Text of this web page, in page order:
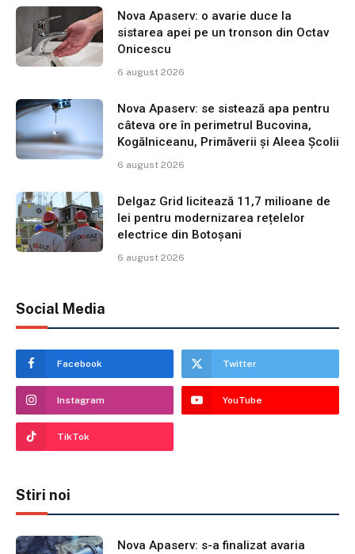
Nova Apaserv: o avarie duce la
sistarea apei pe un tronson din Octav
Onicescu
6 august 2026
Nova Apaserv: se sistează apa pentru
câteva ore în perimetrul Bucovina,
Kogălniceanu, Primăverii și Aleea Școlii
6 august 2026
Delgaz Grid licitează 11,7 milioane de
lei pentru modernizarea rețelelor
electrice din Botoșani
6 august 2026
Social Media
Facebook Twitter
Instagram YouTube
TikTok
Stiri noi
Nova Apaserv: s-a finalizat avaria